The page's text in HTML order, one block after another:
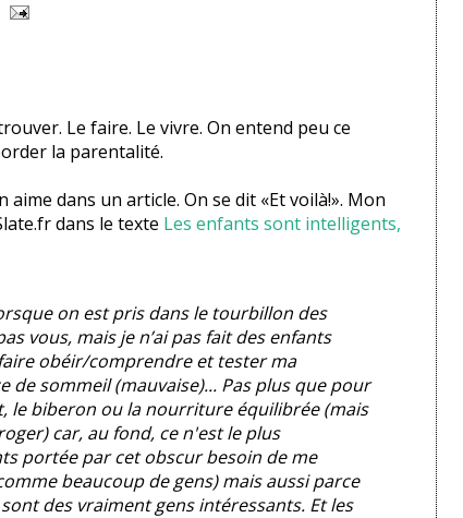
Le faire. Le vivre. On entend peu ce
la parentalité.
dans un article. On se dit «Et voilà!». Mon
dans le texte Les enfants sont intelligents,
on est pris dans le tourbillon des
vous, mais je n’ai pas fait des enfants
obéir/comprendre et tester ma
de sommeil (mauvaise)... Pas plus que pour
le biberon ou la nourriture équilibrée (mais
car, au fond, ce n'est le plus
portée par cet obscur besoin de me
beaucoup de gens) mais aussi parce
des vraiment gens intéressants. Et les